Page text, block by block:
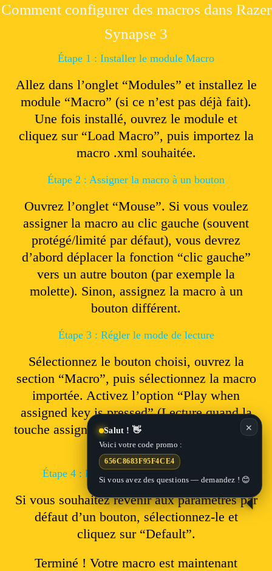
Comment configurer des macros dans Razer
Synapse 3
Étape 1 : Installer le module Macro
Allez dans l’onglet “Modules” et installez le
module “Macro” (si ce n’est pas déjà fait).
Une fois installé, ouvrez le module et
cliquez sur “Load Macro”, puis importez la
macro .xml souhaitée.
Étape 2 : Assigner la macro à un bouton
Ouvrez l’onglet “Mouse”. Si vous voulez
assigner la macro au clic gauche (souvent
protégé/limité par défaut), vous devrez
d’abord déplacer la fonction “clic gauche”
vers un autre bouton (par exemple la
molette). Sinon, assignez la macro à un
bouton différent.
Étape 3 : Régler le mode de lecture
Sélectionnez le bouton choisi, ouvrez la
section “Macro”, puis sélectionnez la macro
importée. Activez l’option “Play when
assigned key is pressed” (Lecture quand la
touche assignée est pressée), puis cliquez sur
“Save”.
Étape 4 : Rétablir les paramètres d’origine
Si vous souhaitez revenir aux paramètres par
défaut d’un bouton, sélectionnez-le et
cliquez sur “Default”.
Terminé ! Votre macro est maintenant
✕
Salut ! 👋
Voici votre code promo :
656C8683F95F4CE4
Si vous avez des questions — demandez ! 😊